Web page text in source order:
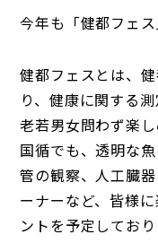
今年も「健都フェス
健都フェスとは、
り、健康に関する
老若男女問わず楽し
国循でも、透明な
管の観察、人工臓
ーナーなど、皆様
ントを予定しており